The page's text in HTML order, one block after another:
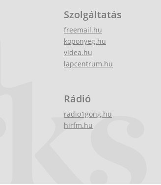
Szolgáltatás
freemail.hu
koponyeg.hu
videa.hu
lapcentrum.hu
Rádió
radio1gong.hu
hirfm.hu